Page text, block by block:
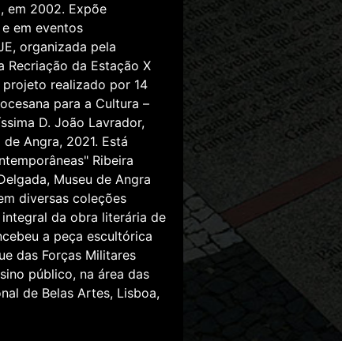
em 2002. Expõe
em eventos
organizada pela
Recriação da Estação X
realizado por 14
para a Cultura –
D. João Lavrador,
Angra, 2021. Está
Ribeira
Museu de Angra
diversas coleções
da obra literária de
a peça escultórica
das Forças Militares
público, na área das
de Belas Artes, Lisboa,